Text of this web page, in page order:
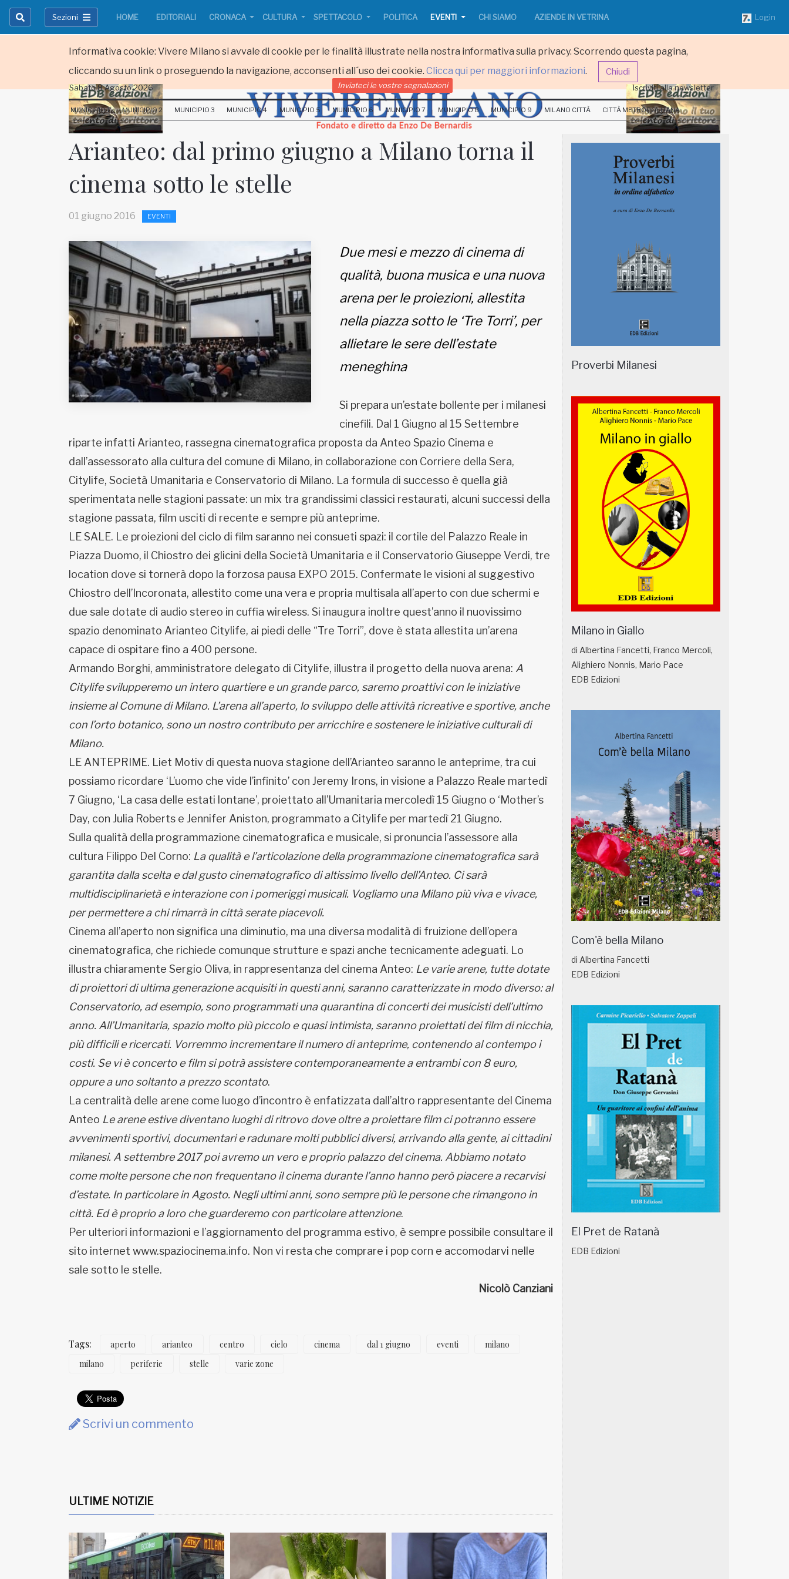
Informativa cookie: Vivere Milano si avvale di cookie per le finalità illustrate nella nostra informativa sulla privacy. Scorrendo questa pagina,
cliccando su un link o proseguendo la navigazione, acconsenti all´uso dei cookie. Clicca qui per maggiori informazioni. Chiudi
Sezioni HOME EDITORIALI CRONACA CULTURA SPETTACOLO POLITICA EVENTI CHI SIAMO AZIENDE IN VETRINA Login
Inviateci le vostre segnalazioni
Iscriviti alla newsletter
www.viveremilano.info
Fondato e diretto da Enzo De
EDB edizioni - Via Brivio angolo C.
Imbonati, 89 20159 Milano (Italia)
Informativa sulla privacy
Sabato 8 Agosto 2026 Inviateci le vostre segnalazioni Iscriviti alla newsletter
MUNICIPIO 1 MUNICIPIO 2 MUNICIPIO 3 MUNICIPIO 4 MUNICIPIO 5 MUNICIPIO 6 MUNICIPIO 7 MUNICIPIO 8 MUNICIPIO 9 MILANO CITTÀ CITTÀ METROPOLITANA
Arianteo: dal primo giugno a Milano torna il
cinema sotto le stelle
01 giugno 2016 EVENTI
Due mesi e mezzo di cinema di
qualità, buona musica e una nuova
arena per le proiezioni, allestita
nella piazza sotto le ‘Tre Torri’, per
allietare le sere dell’estate
meneghina
Si prepara un’estate bollente per i milanesi
cinefili. Dal 1 Giugno al 15 Settembre
riparte infatti Arianteo, rassegna cinematografica proposta da Anteo Spazio Cinema e
dall’assessorato alla cultura del comune di Milano, in collaborazione con Corriere della Sera,
Citylife, Società Umanitaria e Conservatorio di Milano. La formula di successo è quella già
sperimentata nelle stagioni passate: un mix tra grandissimi classici restaurati, alcuni successi della
stagione passata, film usciti di recente e sempre più anteprime.
LE SALE. Le proiezioni del ciclo di film saranno nei consueti spazi: il cortile del Palazzo Reale in
Piazza Duomo, il Chiostro dei glicini della Società Umanitaria e il Conservatorio Giuseppe Verdi, tre
location dove si tornerà dopo la forzosa pausa EXPO 2015. Confermate le visioni al suggestivo
Chiostro dell’Incoronata, allestito come una vera e propria multisala all’aperto con due schermi e
due sale dotate di audio stereo in cuffia wireless. Si inaugura inoltre quest’anno il nuovissimo
spazio denominato Arianteo Citylife, ai piedi delle “Tre Torri”, dove è stata allestita un’arena
capace di ospitare fino a 400 persone.
Armando Borghi, amministratore delegato di Citylife, illustra il progetto della nuova arena: A
Citylife svilupperemo un intero quartiere e un grande parco, saremo proattivi con le iniziative
insieme al Comune di Milano. L’arena all’aperto, lo sviluppo delle attività ricreative e sportive, anche
con l’orto botanico, sono un nostro contributo per arricchire e sostenere le iniziative culturali di
Milano.
LE ANTEPRIME. Liet Motiv di questa nuova stagione dell’Arianteo saranno le anteprime, tra cui
possiamo ricordare ‘L’uomo che vide l’infinito’ con Jeremy Irons, in visione a Palazzo Reale martedì
7 Giugno, ‘La casa delle estati lontane’, proiettato all’Umanitaria mercoledì 15 Giugno o ‘Mother’s
Day, con Julia Roberts e Jennifer Aniston, programmato a Citylife per martedì 21 Giugno.
Sulla qualità della programmazione cinematografica e musicale, si pronuncia l’assessore alla
cultura Filippo Del Corno: La qualità e l’articolazione della programmazione cinematografica sarà
garantita dalla scelta e dal gusto cinematografico di altissimo livello dell’Anteo. Ci sarà
multidisciplinarietà e interazione con i pomeriggi musicali. Vogliamo una Milano più viva e vivace,
per permettere a chi rimarrà in città serate piacevoli.
Cinema all’aperto non significa una diminutio, ma una diversa modalità di fruizione dell’opera
cinematografica, che richiede comunque strutture e spazi anche tecnicamente adeguati. Lo
illustra chiaramente Sergio Oliva, in rappresentanza del cinema Anteo: Le varie arene, tutte dotate
di proiettori di ultima generazione acquisiti in questi anni, saranno caratterizzate in modo diverso: al
Conservatorio, ad esempio, sono programmati una quarantina di concerti dei musicisti dell’ultimo
anno. All’Umanitaria, spazio molto più piccolo e quasi intimista, saranno proiettati dei film di nicchia,
più difficili e ricercati. Vorremmo incrementare il numero di anteprime, contenendo al contempo i
costi. Se vi è concerto e film si potrà assistere contemporaneamente a entrambi con 8 euro,
oppure a uno soltanto a prezzo scontato.
La centralità delle arene come luogo d’incontro è enfatizzata dall’altro rappresentante del Cinema
Anteo Le arene estive diventano luoghi di ritrovo dove oltre a proiettare film ci potranno essere
avvenimenti sportivi, documentari e radunare molti pubblici diversi, arrivando alla gente, ai cittadini
milanesi. A settembre 2017 poi avremo un vero e proprio palazzo del cinema. Abbiamo notato
come molte persone che non frequentano il cinema durante l’anno hanno però piacere a recarvisi
d’estate. In particolare in Agosto. Negli ultimi anni, sono sempre più le persone che rimangono in
città. Ed è proprio a loro che guarderemo con particolare attenzione.
Per ulteriori informazioni e l’aggiornamento del programma estivo, è sempre possibile consultare il
sito internet www.spaziocinema.info. Non vi resta che comprare i pop corn e accomodarvi nelle
sale sotto le stelle.
Nicolò Canziani
Tags: aperto arianteo centro cielo cinema dal 1 giugno eventi
milano
milano
periferie stelle varie zone
Scrivi un commento
ULTIME NOTIZIE
Proverbi Milanesi
Milano in Giallo
di Albertina Fancetti, Franco Mercoli,
Alighiero Nonnis, Mario Pace
EDB Edizioni
Com'è bella Milano
di Albertina Fancetti
EDB Edizioni
El Pret de Ratanà
EDB Edizioni